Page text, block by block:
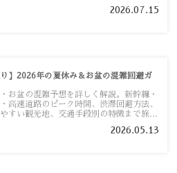
法を分かりやすく解説します。2026.07.15
り】2026年の夏休み＆お盆の混雑回避ガ
お盆の混雑予想を詳しく解説。新幹線・
高速道路のピーク時間、渋滞回避方法、
すい観光地、交通手段別の特徴まで旅行
2026.05.13